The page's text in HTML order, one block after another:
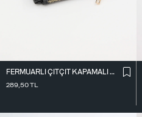
FERMUARLI ÇITÇIT KAPAMALI CÜZDAN CZDN118-F6
289,50TL